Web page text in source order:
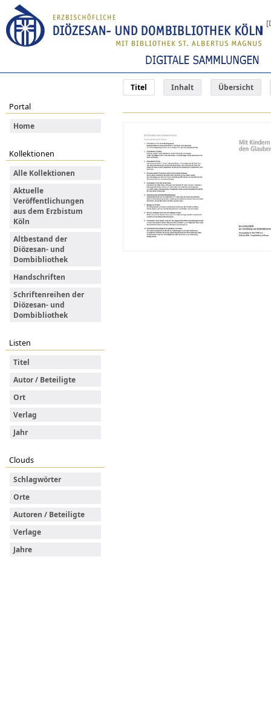
Titel Inhalt Übersicht
Portal
Home
Kollektionen
Alle Kollektionen
Aktuelle
Veröffentlichungen
aus dem Erzbistum
Köln
Altbestand der
Diözesan- und
Dombibliothek
Handschriften
Schriftenreihen der
Diözesan- und
Dombibliothek
Listen
Titel
Autor / Beteiligte
Ort
Verlag
Jahr
Clouds
Schlagwörter
Orte
Autoren / Beteiligte
Verlage
Jahre